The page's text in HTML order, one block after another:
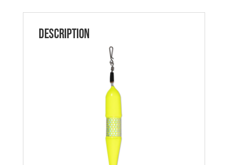
gr
Description